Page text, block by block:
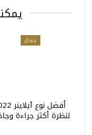
جمال
أفضل نوع
لنظرة أكثر جراءة